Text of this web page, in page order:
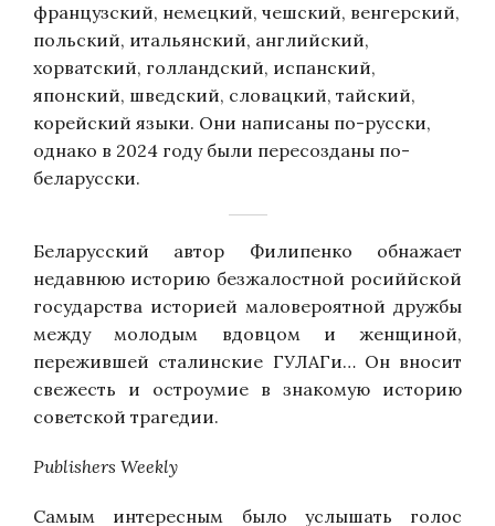
французский, немецкий, чешский, венгерский,
польский, итальянский, английский,
хорватский, голландский, испанский,
японский, шведский, словацкий, тайский,
корейский языки. Они написаны по-русски,
однако в 2024 годубыли пересозданы по-
беларусски.
Беларусский автор Филипенко обнажает
недавнюю историю безжалостной росиййской
государства историей маловероятной дружбы
между молодым вдовцом и женщиной,
пережившей сталинские ГУЛАГи… Он вносит
свежесть и остроумие в знакомую историю
советской трагедии.
Publishers Weekly
Самым интересным было услышать голос